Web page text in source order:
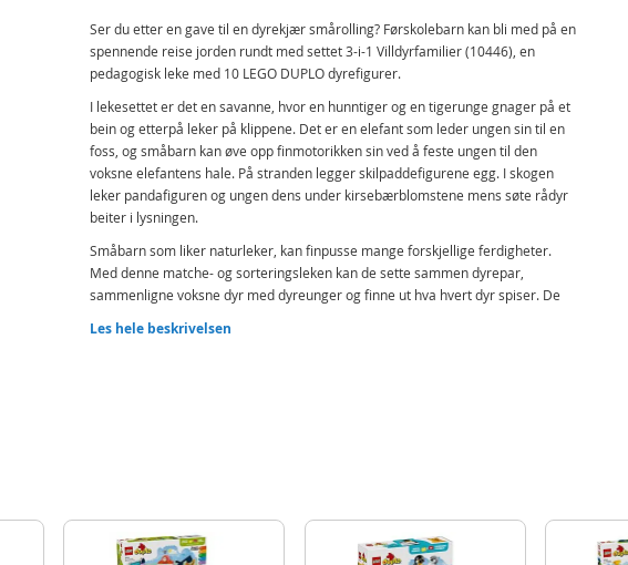
Ser du etter en gave til en dyrekjær smårolling? Førskolebarn kan bli med på en
spennende reise jorden rundt med settet 3-i-1 Villdyrfamilier (10446), en
pedagogisk leke med 10 LEGO DUPLO dyrefigurer.
I lekesettet er det en savanne, hvor en hunntiger og en tigerunge gnager på et
bein og etterpå leker på klippene. Det er en elefant som leder ungen sin til en
foss, og småbarn kan øve opp finmotorikken sin ved å feste ungen til den
voksne elefantens hale. På stranden legger skilpaddefigurene egg. I skogen
leker pandafiguren og ungen dens under kirsebærblomstene mens søte rådyr
beiter i lysningen.
Småbarn som liker naturleker, kan finpusse mange forskjellige ferdigheter.
Med denne matche- og sorteringsleken kan de sette sammen dyrepar,
sammenligne voksne dyr med dyreunger og finne ut hva hvert dyr spiser. De
utallige måter, og bruke fantasien når de skal passe på dyrelekene.
kreative historier – inkluderer figurer av tiger, elefant, rådyr og panda, hver
med sin dyreunge, samt to skilpaddefigurer
Les hele beskrivelsen